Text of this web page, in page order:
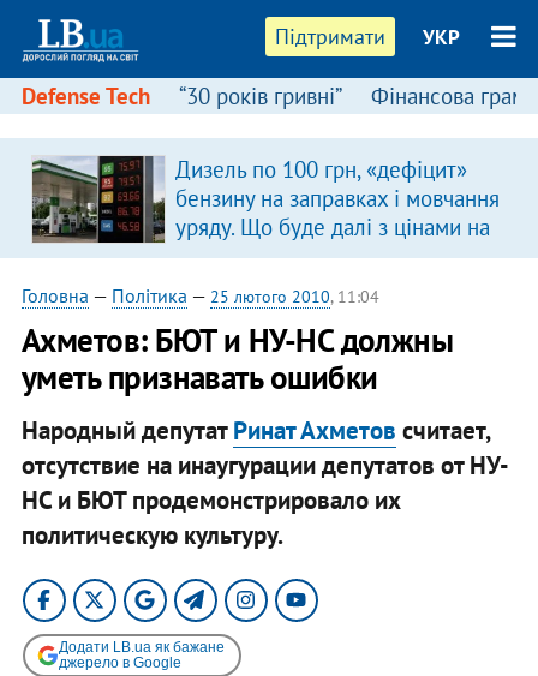
Підтримати УКР
Defense Tech “30 років гривні” Фінансова
Дизель по 100 грн, «дефіцит»
бензину на заправках і мовчання
уряду. Що буде далі з цінами на
пальне?
Головна — Політика — 25 лютого 2010, 11:04
Ахметов: БЮТ и НУ-НС должны
уметь признавать ошибки
Народный депутатРинат Ахметов считает,
отсутствие на инаугурации депутатов от НУ-
НС и БЮТ продемонстрировало их
политическую культуру.
Додати LB.ua як бажане
джерело в Google